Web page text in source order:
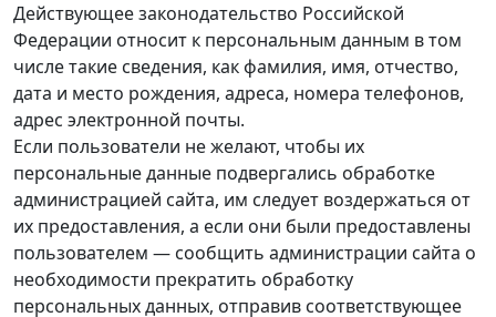
Действующее законодательство Российской
Федерации относит к персональным данным в том
числе такие сведения, как фамилия, имя, отчество,
дата и место рождения, адреса, номера телефонов,
адрес электронной почты.
Если пользователи не желают, чтобы их
персональные данные подвергались обработке
администрацией сайта, им следует воздержаться от
их предоставления, а если они были предоставлены
пользователем — сообщить администрации сайта о
необходимости прекратить обработку
персональных данных, отправив соответствующее